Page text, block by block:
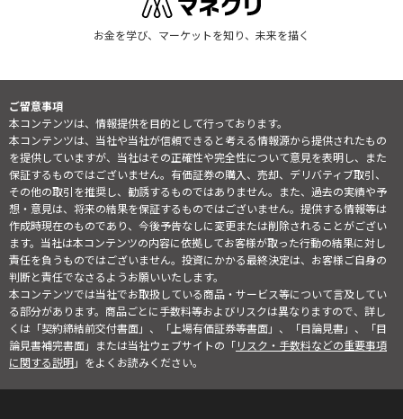
お金を学び、マーケットを知り、未来を描く
ご留意事項
本コンテンツは、情報提供を目的として行っております。
本コンテンツは、当社や当社が信頼できると考える情報源から提供されたもの
を提供していますが、当社はその正確性や完全性について意見を表明し、また
保証するものではございません。有価証券の購入、売却、デリバティブ取引、
その他の取引を推奨し、勧誘するものではありません。また、過去の実績や予
想・意見は、将来の結果を保証するものではございません。提供する情報等は
作成時現在のものであり、今後予告なしに変更または削除されることがござい
ます。当社は本コンテンツの内容に依拠してお客様が取った行動の結果に対し
責任を負うものではございません。投資にかかる最終決定は、お客様ご自身の
判断と責任でなさるようお願いいたします。
本コンテンツでは当社でお取扱している商品・サービス等について言及してい
る部分があります。商品ごとに手数料等およびリスクは異なりますので、詳し
くは「契約締結前交付書面」、「上場有価証券等書面」、「目論見書」、「目
論見書補完書面」または当社ウェブサイトの「リスク・手数料などの重要事項
に関する説明」をよくお読みください。